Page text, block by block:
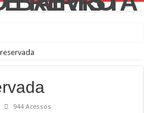
nos 645 municípios de SP
abrem inscrições para maior trilha de
durante o mês de agosto
944 Acessos